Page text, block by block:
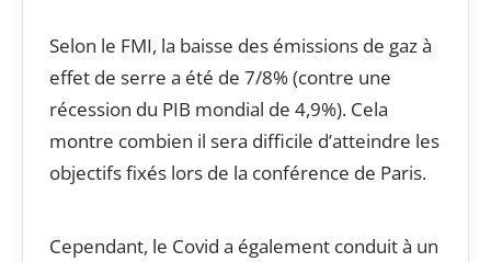
Selon le FMI, la baisse des émissions de gaz à
effet de serre a été de 7/8% (contre une
récession du PIB mondial de 4,9%). Cela
montre combien il sera difficile d’atteindre les
objectifs fixés lors de la conférence de Paris.
Cependant, le Covid a également conduit à un